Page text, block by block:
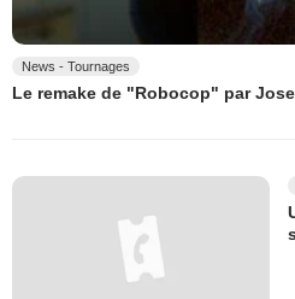
News - Tournages
Le remake de "Robocop" par